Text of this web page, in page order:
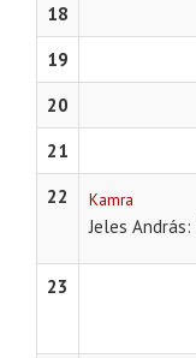
18
19
20
21
22
Kamra
Jeles András
23